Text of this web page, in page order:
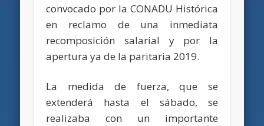
convocado por la CONADU Histórica
en reclamo de una inmediata
recomposición salarial y por la
apertura ya de la paritaria 2019.
La medida de fuerza, que se
extenderá hasta el sábado, se
realizaba con un importante